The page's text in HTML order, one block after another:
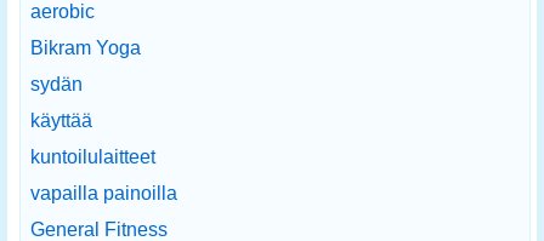
aerobic
Bikram Yoga
sydän
käyttää
kuntoilulaitteet
vapailla painoilla
General Fitness